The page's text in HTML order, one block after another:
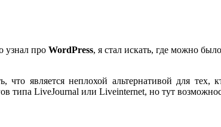
узнал про WordPress, я стал искать, где можно
что является неплохой альтернативой для
типа LiveJournal или Liveinternet, но тут